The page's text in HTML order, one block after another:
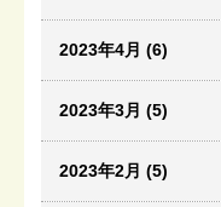
2023年4月 (6)
2023年3月 (5)
2023年2月 (5)